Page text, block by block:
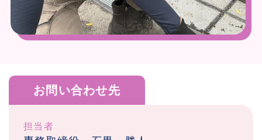
お問い合わせ先
担当者